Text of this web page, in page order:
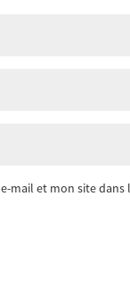
mail et mon site